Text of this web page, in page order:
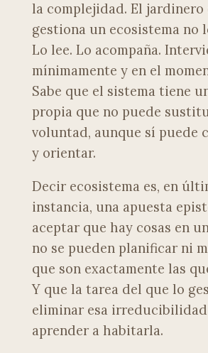
la complejidad. El jardinero
gestiona un ecosistema no
Lo lee. Lo acompaña.
mínimamente y en el
Sabe que el sistema tiene
propia que no puede
voluntad, aunque sí puede
y orientar.
Decir ecosistema es, en
instancia, una apuesta
aceptar que hay cosas en
no se pueden planificar ni
que son exactamente las
Y que la tarea del que lo
eliminar esa
aprender a habitarla.